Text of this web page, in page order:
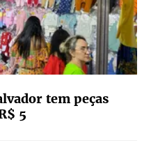
tem peças
5